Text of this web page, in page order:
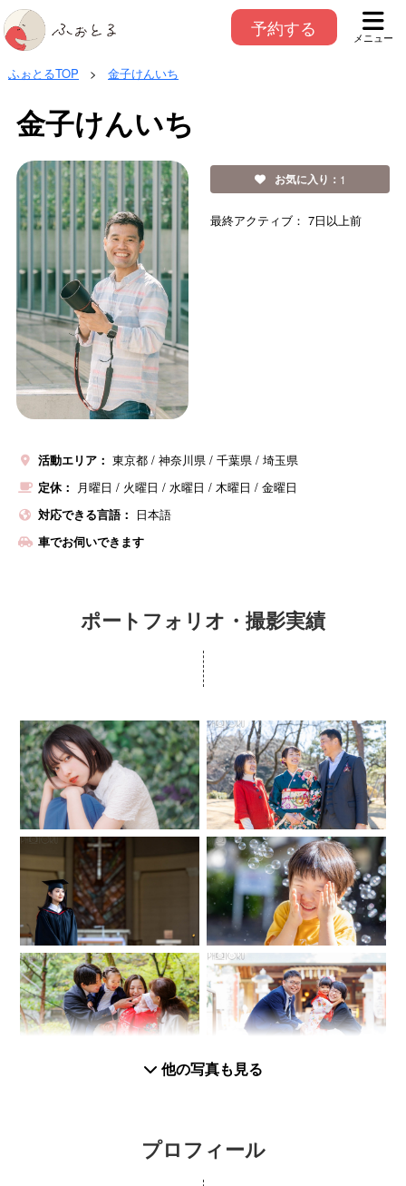
予約する メニュー
ふぉとるTOP > 金子けんいち
金子けんいち
お気に入り： 1
最終アクティブ： 7日以上前
活動エリア： 東京都 神奈川県 千葉県
埼玉県
定休：
月曜日 / 火曜日 / 水曜日 / 木曜日 / 金曜日
対応できる言語： 日本語
車でお伺いできます
ポートフォリオ・撮影実績
他の写真も見る
プロフィール